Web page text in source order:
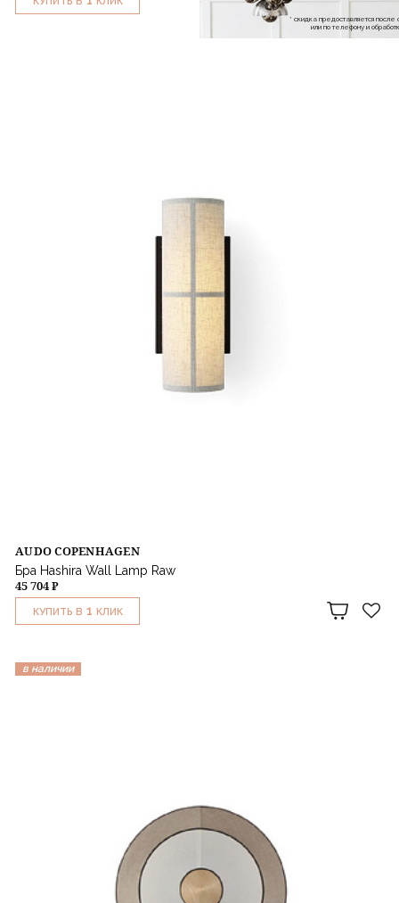
AUDO COPENHAGEN
Бра Hashira Wall Lamp Raw
45 704 ₽
КУПИТЬ В 1 КЛИК
в наличии
* скидка предоставляется
или по телефону и